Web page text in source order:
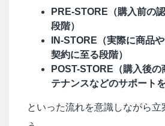
PRE-STORE（購入前の
段階）
IN-STORE（実際に商品
契約に至る段階）
POST-STORE（購入後
テナンスなどのサポート
といった流れを意識しながら立